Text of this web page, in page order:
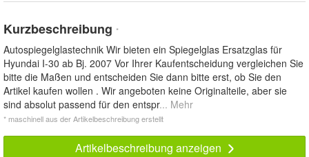
Kurzbeschreibung *
Autospiegelglastechnik Wir bieten ein Spiegelglas Ersatzglas für
Hyundai I-30 ab Bj. 2007 Vor Ihrer Kaufentscheidung vergleichen Sie
bitte die Maßen und entscheiden Sie dann bitte erst, ob Sie den
Artikel kaufen wollen . Wir angeboten keine Originalteile, aber sie
sind absolut passend für den entspr... Mehr
* maschinell aus der Artikelbeschreibung erstellt
Artikelbeschreibung anzeigen